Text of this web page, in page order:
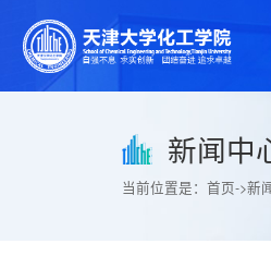
新闻中
当前位置是： 首页->新